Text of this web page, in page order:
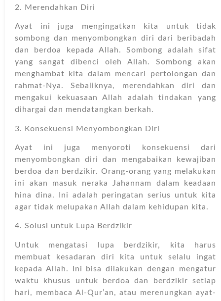
2. Merendahkan Diri
Ayat ini juga mengingatkan kita untuk tidak
sombong dan menyombongkan diri dari beribadah
dan berdoa kepada Allah. Sombong adalah sifat
yang sangat dibenci oleh Allah. Sombong akan
menghambat kita dalam mencari pertolongan dan
rahmat-Nya. Sebaliknya, merendahkan diri dan
mengakui kekuasaan Allah adalah tindakan yang
dihargai dan mendatangkan berkah.
3. Konsekuensi Menyombongkan Diri
Ayat ini juga menyoroti konsekuensi dari
menyombongkan diri dan mengabaikan kewajiban
berdoa dan berdzikir. Orang-orang yang melakukan
ini akan masuk neraka Jahannam dalam keadaan
hina dina. Ini adalah peringatan serius untuk kita
agar tidak melupakan Allah dalam kehidupan kita.
4. Solusi untuk Lupa Berdzikir
Untuk mengatasi lupa berdzikir, kita harus
membuat kesadaran diri kita untuk selalu ingat
kepada Allah. Ini bisa dilakukan dengan mengatur
waktu khusus untuk berdoa dan berdzikir setiap
hari, membaca Al-Qur’an, atau merenungkan ayat-